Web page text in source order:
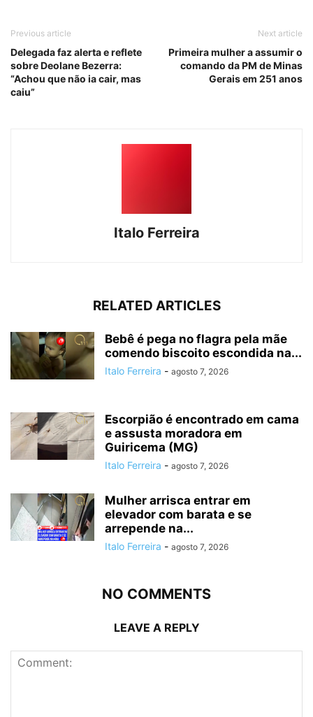
Previous article
Delegada faz alerta e reflete
sobre Deolane Bezerra:
“Achou que não ia cair, mas
caiu”
Next article
Primeira mulher a assumir o
comando da PM de Minas
Gerais em 251 anos
Italo Ferreira
RELATED ARTICLES
Bebê é pega no flagra pela mãe
comendo biscoito escondida na...
Italo Ferreira - agosto 7, 2026
Escorpião é encontrado em cama
e assusta moradora em
Guiricema (MG)
Italo Ferreira - agosto 7, 2026
Mulher arrisca entrar em
elevador com barata e se
arrepende na...
Italo Ferreira - agosto 7, 2026
NO COMMENTS
LEAVE A REPLY